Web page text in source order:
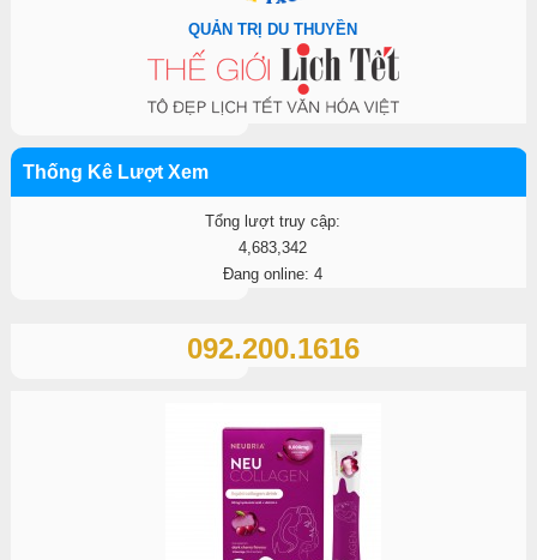
QUẢN TRỊ DU THUYỀN
Thống Kê Lượt Xem
Tổng lượt truy cập:
4,683,342
Đang online: 4
092.200.1616